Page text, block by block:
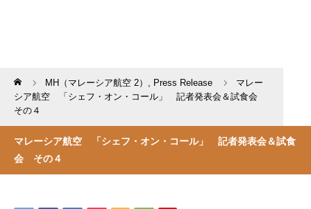
Home MH（マレーシア航空 2） , Press Release
マレー
シア航空 「シェフ・オン・コール」 記者発表会＆試食会
その４
マレーシア航空 「シェフ・オン・コール」 記者発表会＆試食
会 その４